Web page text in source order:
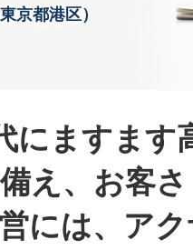
京都港区）
にますます
え、お客
には、ア